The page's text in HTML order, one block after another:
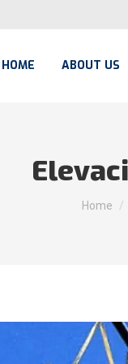
HOME ABOUT US
You
Home